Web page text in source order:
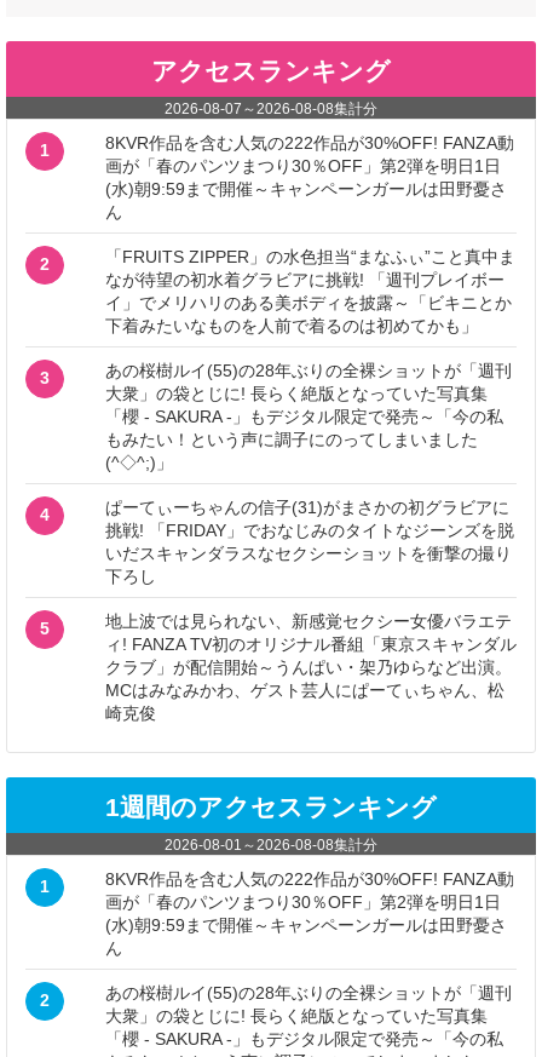
アクセスランキング
2026-08-07 ～2026-08-08集計分
1
8KVR作品を含む人気の222作品が30%OFF! FANZA動
画が「春のパンツまつり30％OFF」第2弾を明日1日
(水)朝9:59まで開催～キャンペーンガールは田野憂さ
ん
2
「FRUITS ZIPPER」の水色担当“まなふぃ”こと真中ま
なが待望の初水着グラビアに挑戦! 「週刊プレイボー
イ」でメリハリのある美ボディを披露～「ビキニとか
下着みたいなものを人前で着るのは初めてかも」
3
あの桜樹ルイ(55)の28年ぶりの全裸ショットが「週刊
大衆」の袋とじに! 長らく絶版となっていた写真集
「櫻 - SAKURA -」もデジタル限定で発売～「今の私
もみたい！という声に調子にのってしまいました
(^◇^;)」
4
ぱーてぃーちゃんの信子(31)がまさかの初グラビアに
挑戦! 「FRIDAY」でおなじみのタイトなジーンズを脱
いだスキャンダラスなセクシーショットを衝撃の撮り
下ろし
5
地上波では見られない、新感覚セクシー女優バラエテ
ィ! FANZA TV初のオリジナル番組「東京スキャンダル
クラブ」が配信開始～うんぱい・架乃ゆらなど出演。
MCはみなみかわ、ゲスト芸人にぱーてぃちゃん、松
崎克俊
1週間のアクセスランキング
2026-08-01 ～2026-08-08集計分
1
8KVR作品を含む人気の222作品が30%OFF! FANZA動
画が「春のパンツまつり30％OFF」第2弾を明日1日
(水)朝9:59まで開催～キャンペーンガールは田野憂さ
ん
2
あの桜樹ルイ(55)の28年ぶりの全裸ショットが「週刊
大衆」の袋とじに! 長らく絶版となっていた写真集
「櫻 - SAKURA -」もデジタル限定で発売～「今の私